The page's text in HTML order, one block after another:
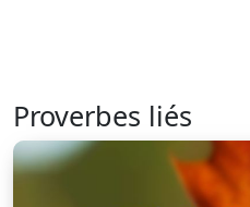
Proverbes liés